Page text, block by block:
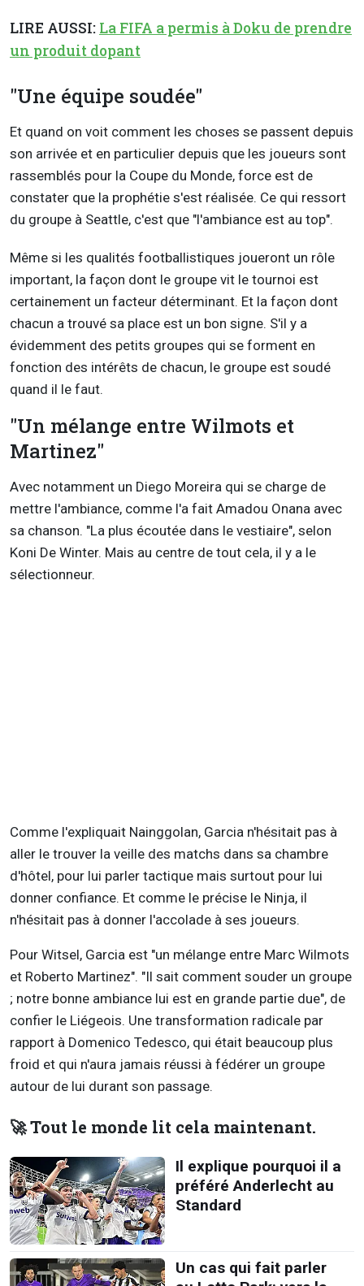
LIRE AUSSI: La FIFA a permis à Doku de prendre
un produit dopant
"Une équipe soudée"
Et quand on voit comment les choses se passent depuis
son arrivée et en particulier depuis que les joueurs sont
rassemblés pour la Coupe du Monde, force est de
constater que la prophétie s'est réalisée. Ce qui ressort
du groupe à Seattle, c'est que "l'ambiance est au top".
Même si les qualités footballistiques joueront un rôle
important, la façon dont le groupe vit le tournoi est
certainement un facteur déterminant. Et la façon dont
chacun a trouvé sa place est un bon signe. S'il y a
évidemment des petits groupes qui se forment en
fonction des intérêts de chacun, le groupe est soudé
quand il le faut.
"Un mélange entre Wilmots et
Martinez"
Avec notamment un Diego Moreira qui se charge de
mettre l'ambiance, comme l'a fait Amadou Onana avec
sa chanson. "La plus écoutée dans le vestiaire", selon
Koni De Winter. Mais au centre de tout cela, il y a le
sélectionneur.
Comme l'expliquait Nainggolan, Garcia n'hésitait pas à
aller le trouver la veille des matchs dans sa chambre
d'hôtel, pour lui parler tactique mais surtout pour lui
donner confiance. Et comme le précise le Ninja, il
n'hésitait pas à donner l'accolade à ses joueurs.
Pour Witsel, Garcia est "un mélange entre Marc Wilmots
et Roberto Martinez". "Il sait comment souder un groupe
; notre bonne ambiance lui est en grande partie due", de
confier le Liégeois. Une transformation radicale par
rapport à Domenico Tedesco, qui était beaucoup plus
froid et qui n'aura jamais réussi à fédérer un groupe
autour de lui durant son passage.
🚀 Tout le monde lit cela maintenant.
Il explique pourquoi il a
préféré Anderlecht au
Standard
Un cas qui fait parler